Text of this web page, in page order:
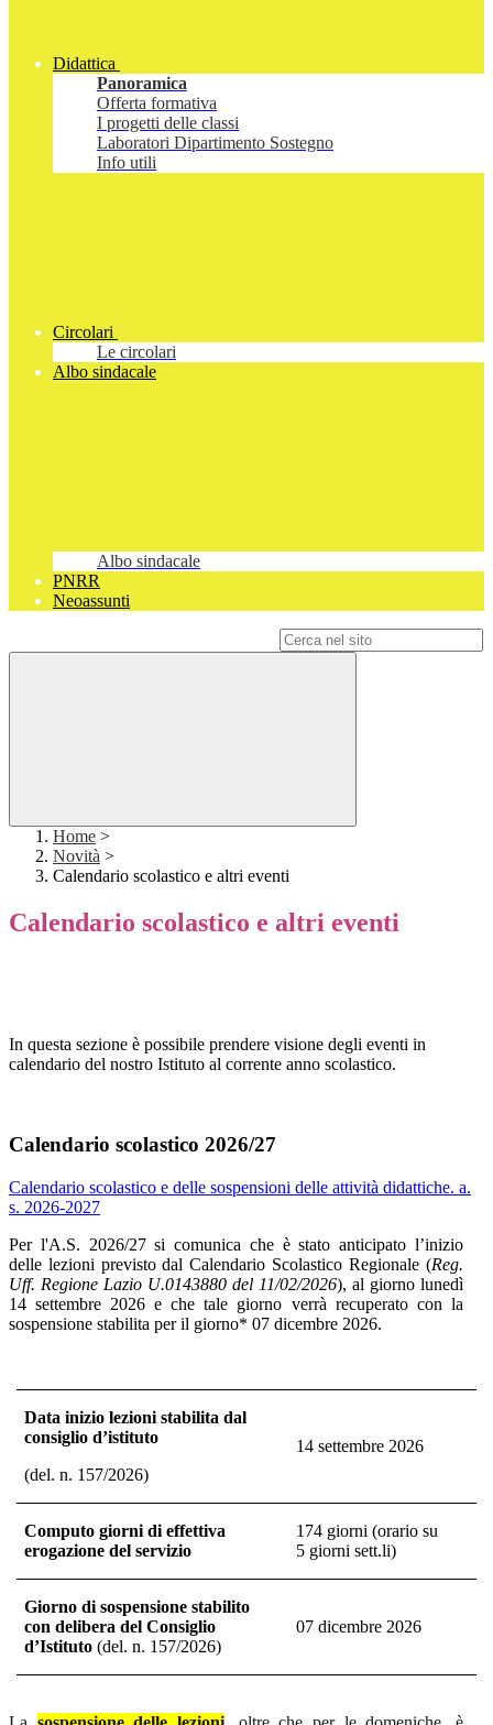
Didattica
Panoramica
Offerta formativa
I progetti delle classi
Laboratori Dipartimento Sostegno
Info utili
Circolari
Le circolari
Albo sindacale
Albo sindacale
PNRR
Neoassunti
Home >
Novità >
Calendario scolastico e altri eventi
Calendario scolastico e altri eventi
In questa sezione è possibile prendere visione degli eventi in
calendario del nostro Istituto al corrente anno scolastico.
Calendario scolastico 2026/27
Calendario scolastico e delle sospensioni delle attività didattiche. a.
s. 2026-2027
Per l'A.S. 2026/27 si comunica che è stato anticipato l’inizio
delle lezioni previsto dal Calendario Scolastico Regionale (Reg.
Uff. Regione Lazio U.0143880 del 11/02/2026), al giorno lunedì
14 settembre 2026 e che tale giorno verrà recuperato con la
sospensione stabilita per il giorno* 07 dicembre 2026.
Data inizio lezioni stabilita dal
consiglio d’istituto
(del. n. 157/2026)
14 settembre 2026
Computo giorni di effettiva
erogazione del servizio
174 giorni (orario su
5 giorni sett.li)
Giorno di sospensione stabilito
con delibera del Consiglio
d’Istituto(del. n. 157/2026)
07 dicembre 2026